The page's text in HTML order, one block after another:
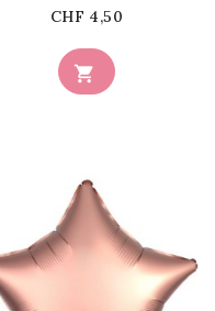

Prix
CHF 4,50